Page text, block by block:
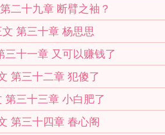
二十九章 断臂之袖？
文 第三十章 杨思思
三十一章 又可以赚钱了
第三十二章 犯傻了
第三十三章 小白肥了
第三十四章 春心阁